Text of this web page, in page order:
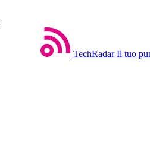
TechRadar Il tuo